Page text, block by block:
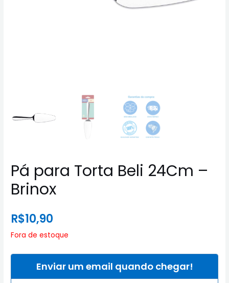
Pá para Torta Beli 24Cm –
Brinox
R$10,90
Fora de estoque
Enviar um email quando chegar!